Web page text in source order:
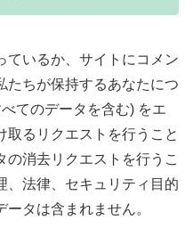
ているか、サイトにコメン
たちが保持するあなたにつ
てのデータを含む) をエ
取るリクエストを行うこと
の消去リクエストを行うこ
、法律、セキュリティ目的
タは含まれません。